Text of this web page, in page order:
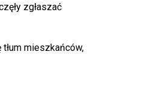
zgłaszać
mieszkańców,